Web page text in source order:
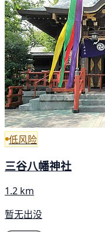
低风险
三谷八幡神社
1.2 km
暂无出没